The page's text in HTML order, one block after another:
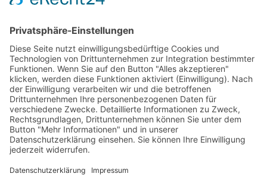
Podcasts, Themen und Informationen.
Entdecken Sie unser Forum für Medien, Bildung
und Demokratie - jederzeit und überall
verfügbar.
Mehr erfahren